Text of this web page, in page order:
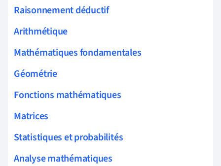
Raisonnement déductif
Arithmétique
Mathématiques fondamentales
Géométrie
Fonctions mathématiques
Matrices
Statistiques et probabilités
Analyse mathématiques